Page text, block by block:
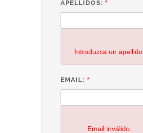
APELLIDOS: *
Introduzca un apellido.
EMAIL: *
Email inválido.